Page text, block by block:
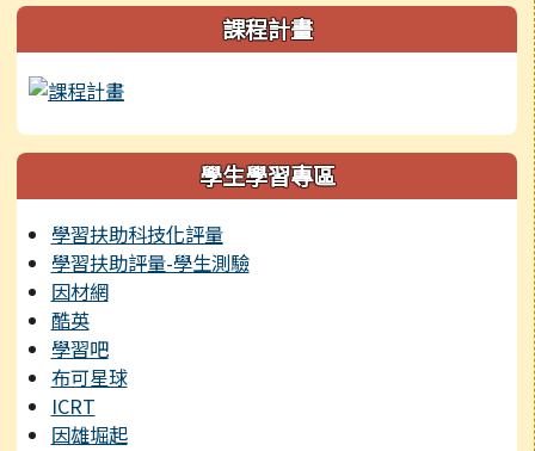
左邊區域內容 課程計畫
學生學習專區
學習扶助科技化評量
學習扶助評量-學生測驗
因材網
酷英
學習吧
布可星球
ICRT
因雄堀起